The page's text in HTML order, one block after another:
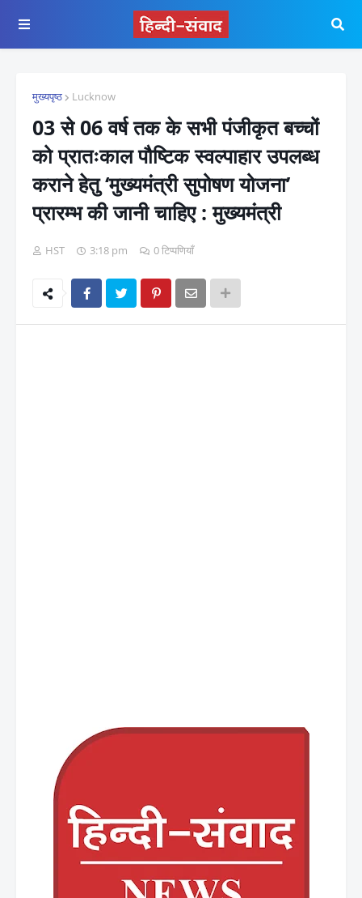
मुख्यपृष्ठ Lucknow
03 से 06 वर्ष तक के सभी पंजीकृत बच्चों
को प्रातःकाल पौष्टिक स्वल्पाहार उपलब्ध
कराने हेतु ‘मुख्यमंत्री सुपोषण योजना’
प्रारम्भ की जानी चाहिए : मुख्यमंत्री
HST 3:18 pm 0 टिप्पणियाँ